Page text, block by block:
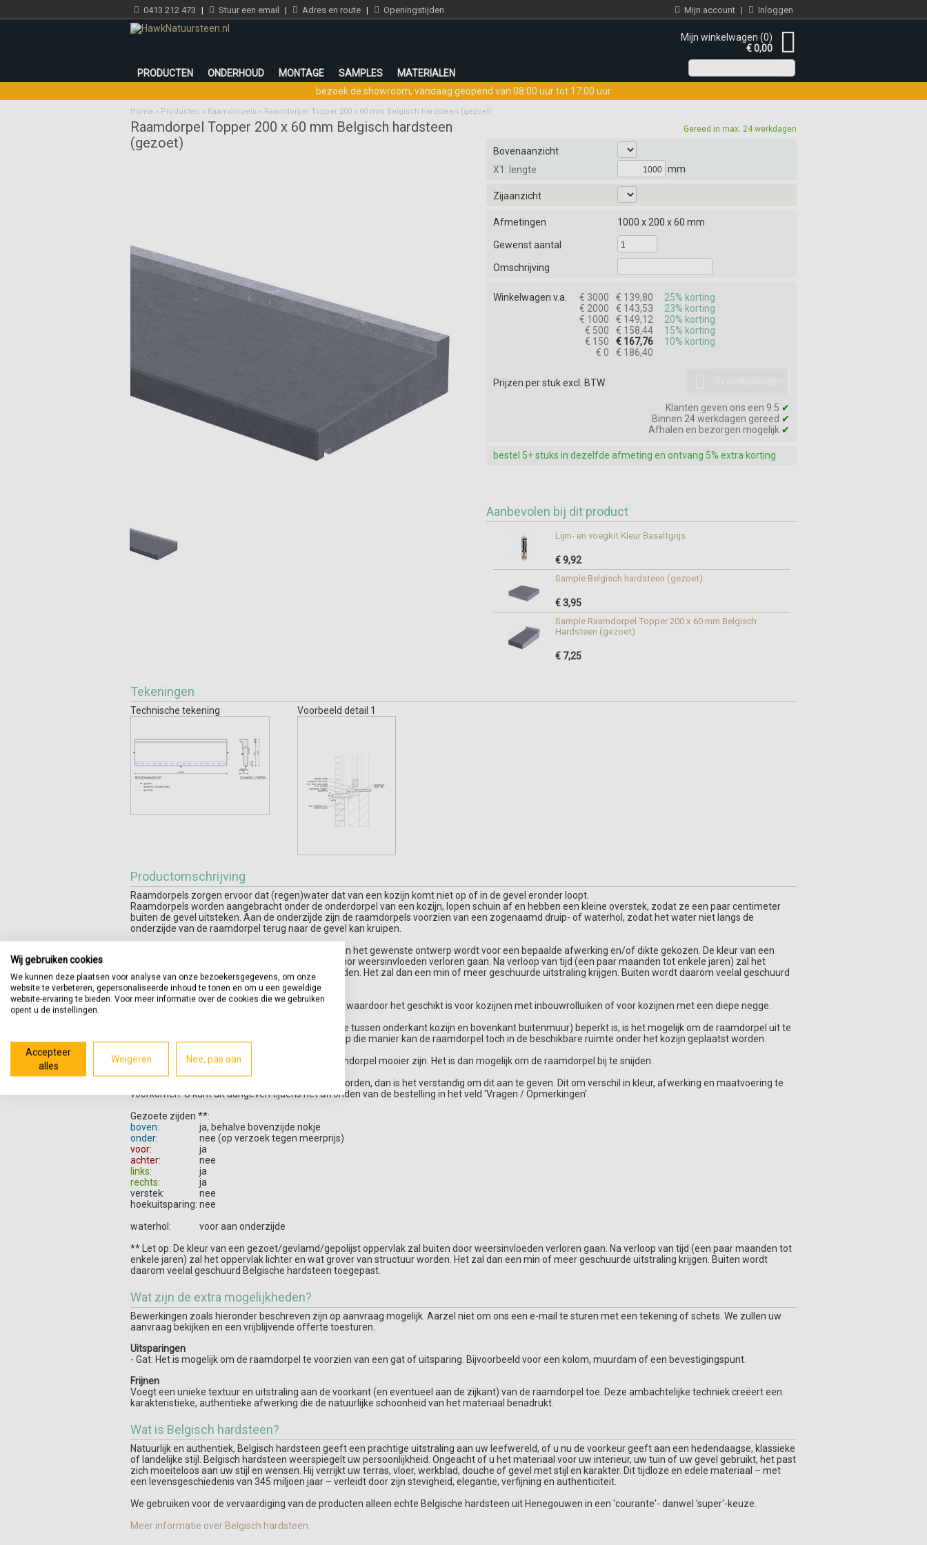
0413 212 473 | Stuur een email | Adres en route | Openingstijden Mijn account | Inloggen
Mijn winkelwagen (0)
€ 0,00
PRODUCTEN ONDERHOUD MONTAGE SAMPLES
MATERIALEN
bezoek de showroom, vandaag geopend van 08:00 uur tot 17:00 uur
Home » Producten » Raamdorpels » Raamdorpel Topper 200 x 60 mm Belgisch hardsteen (gezoet)
Gereed in max. 24 werkdagen
Bovenaanzicht
X1: lengte
mm
Zijaanzicht
Afmetingen 1000 x 200 x 60 mm
Gewenst aantal
Omschrijving
Winkelwagen v.a. € 3000 € 139,80
25% korting
€ 2000
€ 143,53
23% korting
€ 1000
€ 149,12
20% korting
€ 500
€ 158,44
15% korting
€ 150
€ 167,76
10% korting
€ 0
€ 186,40
Prijzen per stuk excl. BTW
Klanten geven ons een 9.5 ✔
Binnen 24 werkdagen gereed ✔
Afhalen en bezorgen mogelijk ✔
bestel 5+ stuks in dezelfde afmeting en ontvang 5% extra korting
Aanbevolen bij dit product
Lijm- en voegkit Kleur Basaltgrijs
€ 9,92
Sample Belgisch hardsteen (gezoet)
€ 3,95
Sample Raamdorpel Topper 200 x 60 mm Belgisch
Hardsteen (gezoet)
€ 7,25
Raamdorpel Topper 200 x 60 mm Belgisch hardsteen
(gezoet)
Tekeningen
Technische tekening Voorbeeld detail 1
Productomschrijving
Raamdorpels zorgen ervoor dat (regen)water dat van een kozijn komt niet op of in de gevel eronder loopt.
Raamdorpels worden aangebracht onder de onderdorpel van een kozijn, lopen schuin af en hebben een kleine overstek, zodat ze een paar centimeter
buiten de gevel uitsteken. Aan de onderzijde zijn de raamdorpels voorzien van een zogenaamd druip- of waterhol, zodat het water niet langs de
onderzijde van de raamdorpel terug naar de gevel kan kruipen.
Afhankelijk van de vereisten voor de toepassing en het gewenste ontwerp wordt voor een bepaalde afwerking en/of dikte gekozen. De kleur van een
gezoet/gevlamd/gepolijst oppervlak zal buiten door weersinvloeden verloren gaan. Na verloop van tijd (een paar maanden tot enkele jaren) zal het
oppervlak lichter en wat grover van structuur worden. Het zal dan een min of meer geschuurde uitstraling krijgen. Buiten wordt daarom veelal geschuurd
Belgische hardsteen toegepast.
Deze raamdorpel heeft een breedte van 200 mm waardoor het geschikt is voor kozijnen met inbouwrolluiken of voor kozijnen met een diepe negge.
Wanneer de ruimte voor de raamdorpel (de ruimte tussen onderkant kozijn en bovenkant buitenmuur) beperkt is, is het mogelijk om de raamdorpel uit te
hoeken / schuin af te slijpen aan de achterzijde. Op die manier kan de raamdorpel toch in de beschikbare ruimte onder het kozijn geplaatst worden.
Bij een ondiepe negge kan een minder brede raamdorpel mooier zijn. Het is dan mogelijk om de raamdorpel bij te snijden.
Indien artikelen naast of tegen elkaar geplaatst worden, dan is het verstandig om dit aan te geven. Dit om verschil in kleur, afwerking en maatvoering te
voorkomen. U kunt dit aangeven tijdens het afronden van de bestelling in het veld 'Vragen / Opmerkingen'.
Gezoete zijden **:
boven:
ja, behalve bovenzijde nokje
onder:
nee (op verzoek tegen meerprijs)
voor:
ja
achter:
nee
links:
ja
rechts:
ja
verstek:
nee
hoekuitsparing: nee
waterhol:
voor aan onderzijde
** Let op: De kleur van een gezoet/gevlamd/gepolijst oppervlak zal buiten door weersinvloeden verloren gaan. Na verloop van tijd (een paar maanden tot
enkele jaren) zal het oppervlak lichter en wat grover van structuur worden. Het zal dan een min of meer geschuurde uitstraling krijgen. Buiten wordt
daarom veelal geschuurd Belgische hardsteen toegepast.
Wat zijn de extra mogelijkheden?
Bewerkingen zoals hieronder beschreven zijn op aanvraag mogelijk. Aarzel niet om ons een e-mail te sturen met een tekening of schets. We zullen uw
aanvraag bekijken en een vrijblijvende offerte toesturen.
Uitsparingen
- Gat: Het is mogelijk om de raamdorpel te voorzien van een gat of uitsparing. Bijvoorbeeld voor een kolom, muurdam of een bevestigingspunt.
Frijnen
Voegt een unieke textuur en uitstraling aan de voorkant (en eventueel aan de zijkant) van de raamdorpel toe. Deze ambachtelijke techniek creëert een
karakteristieke, authentieke afwerking die de natuurlijke schoonheid van het materiaal benadrukt.
Wat is Belgisch hardsteen?
Natuurlijk en authentiek, Belgisch hardsteen geeft een prachtige uitstraling aan uw leefwereld, of u nu de voorkeur geeft aan een hedendaagse, klassieke
of landelijke stijl. Belgisch hardsteen weerspiegelt uw persoonlijkheid. Ongeacht of u het materiaal voor uw interieur, uw tuin of uw gevel gebruikt, het past
zich moeiteloos aan uw stijl en wensen. Hij verrijkt uw terras, vloer, werkblad, douche of gevel met stijl en karakter. Dit tijdloze en edele materiaal – met
een levensgeschiedenis van 345 miljoen jaar – verleidt door zijn stevigheid, elegantie, verfijning en authenticiteit.
We gebruiken voor de vervaardiging van de producten alleen echte Belgische hardsteen uit Henegouwen in een 'courante'- danwel 'super'-keuze.
Meer informatie over Belgisch hardsteen
Wij gebruiken cookies
We kunnen deze plaatsen voor analyse van onze bezoekersgegevens, om onze
website te verbeteren, gepersonaliseerde inhoud te tonen en om u een geweldige
website-ervaring te bieden. Voor meer informatie over de cookies die we gebruiken
opent u de instellingen.
Accepteer
alles
Weigeren Nee, pas aan